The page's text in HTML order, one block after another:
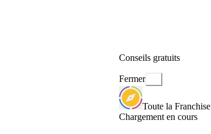
Conseils gratuits
Fermer
Toute la Franchise
Chargement en cours